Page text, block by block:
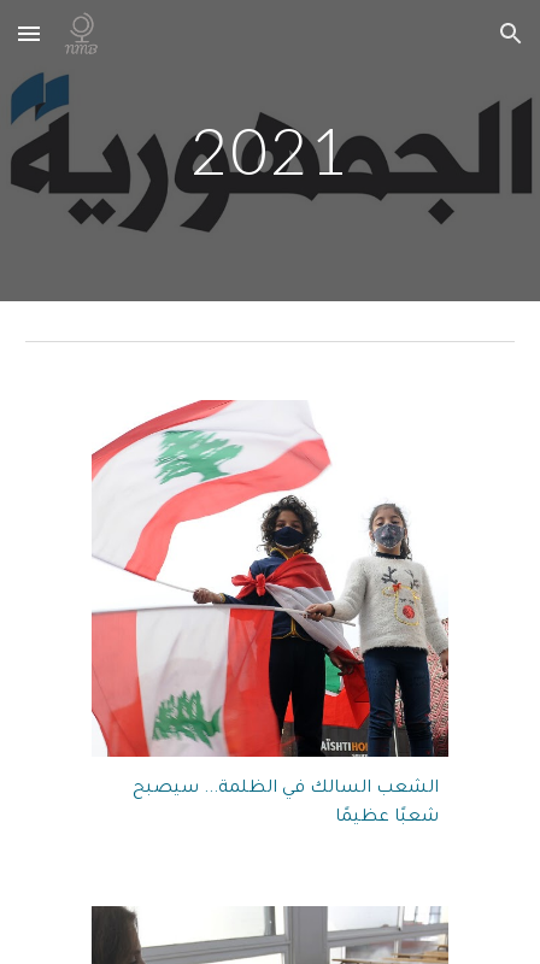
Skip to main content Skip to navigation
2021
الشعب السالك في الظلمة... سيصبح
شعبًا عظيمًا‎‎